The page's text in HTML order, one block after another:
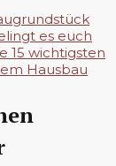
es euch
15 wichtigsten
Hausbau